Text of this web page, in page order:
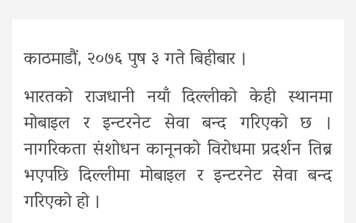
काठमाडौं, २०७६ पुष ३ गते बिहीबार ।
भारतको राजधानी नयाँ दिल्लीको केही स्थानमा
मोबाइल र इन्टरनेट सेवा बन्द गरिएको छ ।
नागरिकता संशोधन कानूनको विरोधमा प्रदर्शन तिब्र
भएपछि दिल्लीमा मोबाइल र इन्टरनेट सेवा बन्द
गरिएको हो ।